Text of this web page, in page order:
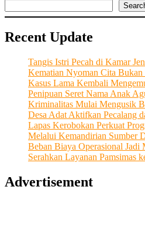
Recent Update
Tangis Istri Pecah di Kamar
Kematian Nyoman Cita Bukan
Kasus Lama Kembali
Penipuan Seret Nama Anak
Kriminalitas Mulai Mengusik
Desa Adat Aktifkan Pecalang
Lapas Kerobokan Perkuat
Melalui Kemandirian Sumber
Beban Biaya Operasional Jadi
Serahkan Layanan Pamsimas
Advertisement